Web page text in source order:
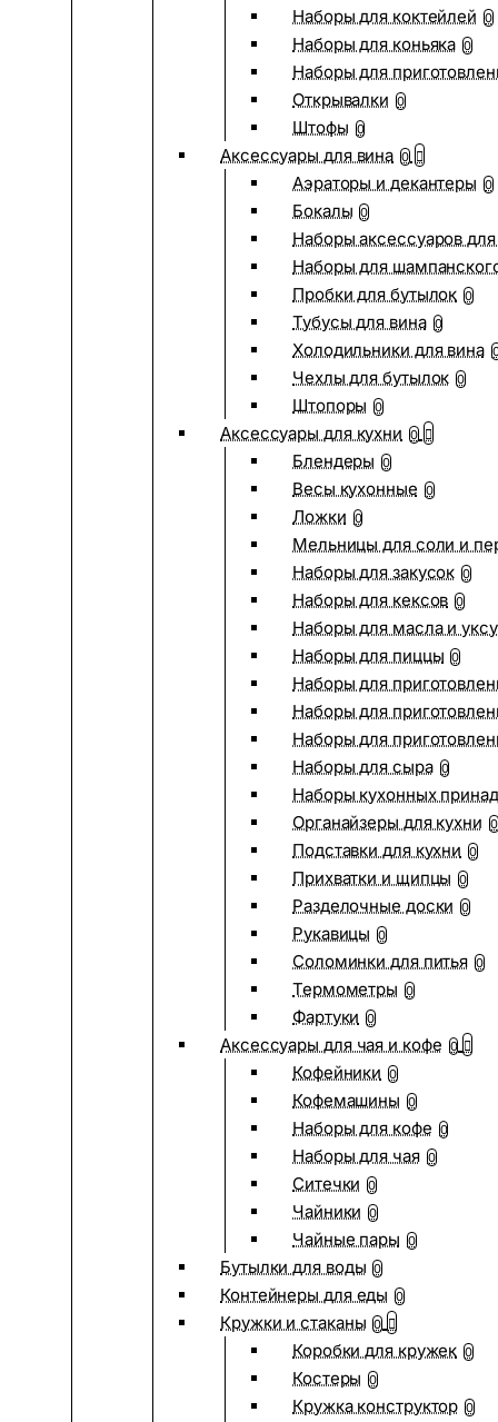
Наборы для коктейлей 0
Наборы для коньяка 0
Наборы для
Открывалки 0
Штофы 0
Аксессуары для вина 0
Аэраторы и декантеры 0
Бокалы 0
Наборы аксессуаров
Наборы для
Пробки для бутылок 0
Тубусы для вина 0
Холодильники для вина
Чехлы для бутылок 0
Штопоры 0
Аксессуары для кухни 0
Блендеры 0
Весы кухонные 0
Ложки 0
Мельницы для соли и
Наборы для закусок 0
Наборы для кексов 0
Наборы для масла и
Наборы для пиццы 0
Наборы для
Наборы для
Наборы для
Наборы для сыра 0
Наборы кухонных
Органайзеры для кухни 0
Подставки для кухни 0
Прихватки и щипцы 0
Разделочные доски 0
Рукавицы 0
Соломинки для питья 0
Термометры 0
Фартуки 0
Аксессуары для чая и кофе 0
Кофейники 0
Кофемашины 0
Наборы для кофе 0
Наборы для чая 0
Ситечки 0
Чайники 0
Чайные пары 0
Бутылки для воды 0
Контейнеры для еды 0
Кружки и стаканы 0
Коробки для кружек 0
Костеры 0
Кружка конструктор 0